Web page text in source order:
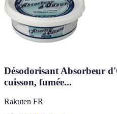
Désodorisant Absorbeur
cuisson, fumée...
Rakuten FR